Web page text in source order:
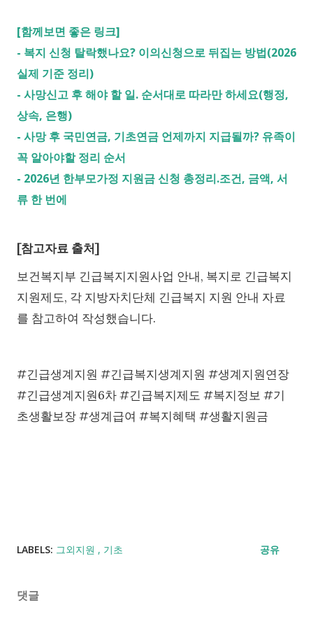
[함께보면 좋은 링크]
- 복지 신청 탈락했나요? 이의신청으로 뒤집는 방법(2026
실제 기준 정리)
- 사망신고 후 해야 할 일. 순서대로 따라만 하세요(행정,
상속, 은행)
- 사망 후 국민연금, 기초연금 언제까지 지급될까? 유족이
꼭 알아야할 정리 순서
- 2026년 한부모가정 지원금 신청 총정리.조건, 금액, 서
류 한 번에
[참고자료 출처]
보건복지부 긴급복지지원사업 안내, 복지로 긴급복지
지원제도, 각 지방자치단체 긴급복지 지원 안내 자료
를 참고하여 작성했습니다.
#긴급생계지원 #긴급복지생계지원 #생계지원연장
#긴급생계지원6차 #긴급복지제도 #복지정보 #기
초생활보장 #생계급여 #복지혜택 #생활지원금
LABELS: 그외지원 기초 공유
댓글